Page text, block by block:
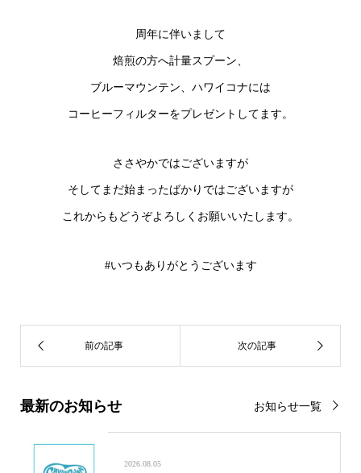
周年に伴いまして
焙煎の方へ計量スプーン、
ブルーマウンテン、ハワイコナには
コーヒーフィルターをプレゼントしてます。
ささやかではございますが
そしてまだ始まったばかりではございますが
これからもどうぞよろしくお願いいたします。
#いつもありがとうございます
最新のお知らせ お知らせ一覧
2026.08.05